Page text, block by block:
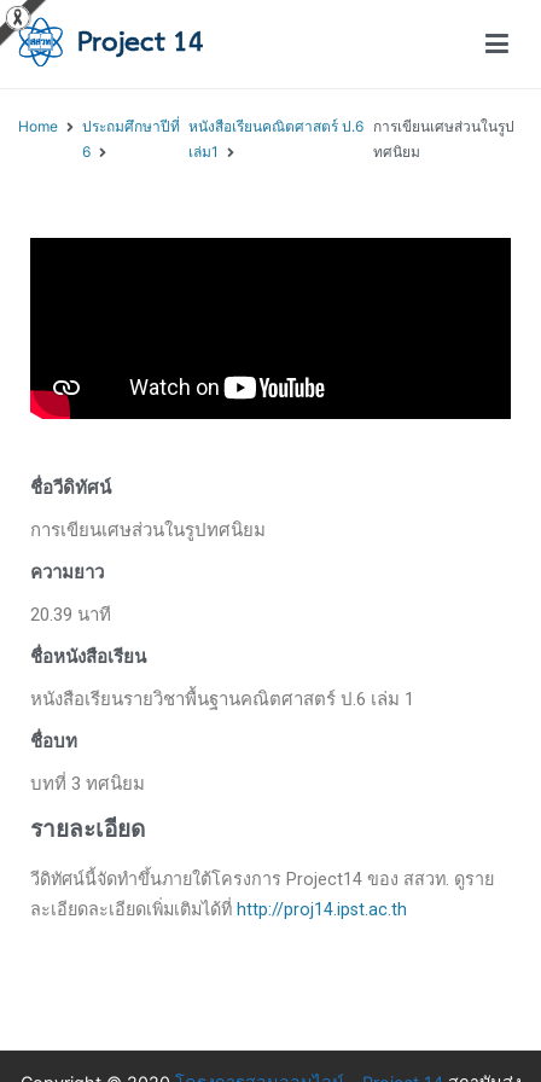
Home
ประถมศึกษาปีที่
6
หนังสือเรียนคณิตศาสตร์ ป.6
เล่ม1
การเขียนเศษส่วนในรูป
ทศนิยม
ชื่อวีดิทัศน์
การเขียนเศษส่วนในรูปทศนิยม
ความยาว
20.39 นาที
ชื่อหนังสือเรียน
หนังสือเรียนรายวิชาพื้นฐานคณิตศาสตร์ ป.6 เล่ม 1
ชื่อบท
บทที่ 3 ทศนิยม
รายละเอียด
วีดิทัศน์นี้จัดทำขึ้นภายใต้โครงการ Project14 ของ สสวท. ดูราย
ละเอียดละเอียดเพิ่มเติมได้ที่ http://proj14.ipst.ac.th